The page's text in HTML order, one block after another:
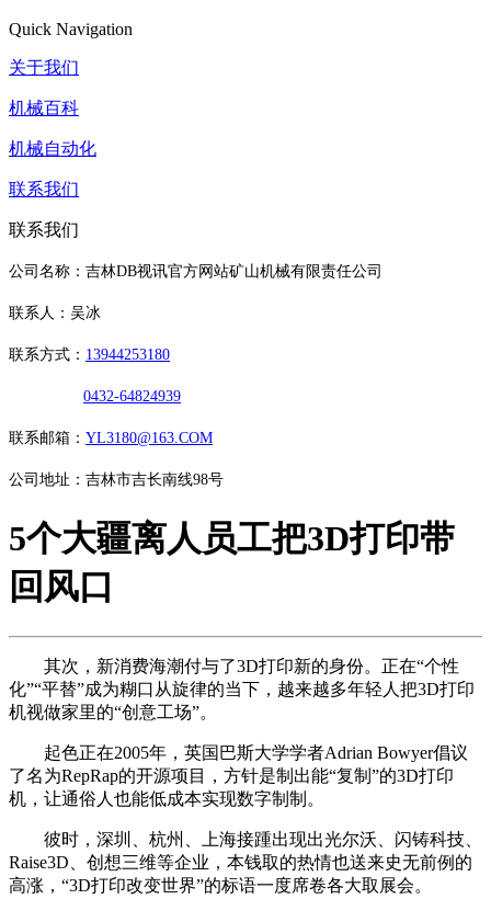
Quick Navigation
关于我们
机械百科
机械自动化
联系我们
联系我们
公司名称：吉林DB视讯官方网站矿山机械有限责任公司
联系人：吴冰
联系方式： 13944253180
0432-64824939
联系邮箱： YL3180@163.COM
公司地址：吉林市吉长南线98号
5个大疆离人员工把3D打印带
回风口
其次，新消费海潮付与了3D打印新的身份。正在“个性
化”“平替”成为糊口从旋律的当下，越来越多年轻人把3D打印
机视做家里的“创意工场”。
起色正在2005年，英国巴斯大学学者Adrian Bowyer倡议
了名为RepRap的开源项目，方针是制出能“复制”的3D打印
机，让通俗人也能低成本实现数字制制。
彼时，深圳、杭州、上海接踵出现出光尔沃、闪铸科技、
Raise3D、创想三维等企业，本钱取的热情也送来史无前例的
高涨，“3D打印改变世界”的标语一度席卷各大取展会。